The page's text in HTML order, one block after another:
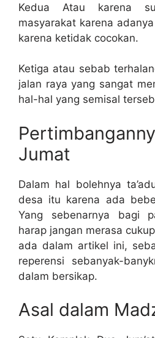
Kedua Atau karena
masyarakat karena
karena ketidak cocokan.
Ketiga atau sebab
jalan raya yang sangat
hal-hal yang semisal
Jumat
Dalam hal bolehnya
desa itu karena ada
Yang sebenarnya bagi
harap jangan merasa
ada dalam artikel ini,
reperensi sebanyak-
dalam bersikap.
Asal dalam